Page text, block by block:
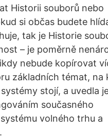
Historii souborů nebo
si občas budete
tak je Historie
– je poměrně
nebude kopírovat
základních témat, na
stojí, a uvedla
současného
volného trhu a